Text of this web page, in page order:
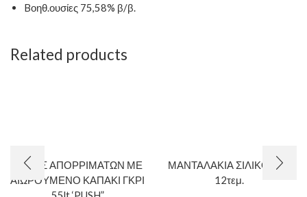
Bοηθ.ουσίες 75,58% β/β.
Related products
ΚΑΔΟΣ ΑΠΟΡΡΙΜΑΤΩΝ ΜΕ
ΑΙΩΡΟΥΜΕΝΟ ΚΑΠΑΚΙ ΓΚΡΙ
ΜΑΝΤΑΛΑΚΙΑ ΣΙΛΙΚΟΝΗΣ
12τεμ.